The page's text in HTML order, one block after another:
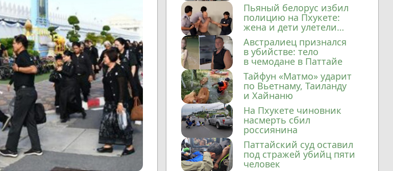
Пьяный белорус избил
полицию на Пхукете:
жена и дети улетели
домой
Австралиец признался
в убийстве: тело
в чемодане в Паттайе
Тайфун «Матмо» ударит
по Вьетнаму, Таиланду
и Хайнаню
На Пхукете чиновник
насмерть сбил
россиянина
Паттайский суд оставил
под стражей убийц пяти
человек